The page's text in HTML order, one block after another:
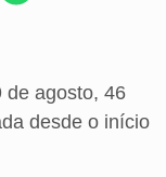
de agosto, 46
desde o início